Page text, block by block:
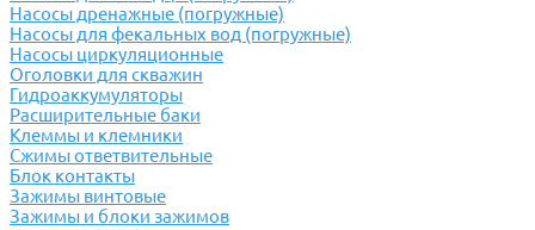
Насосы дренажные (погружные)
Насосы для фекальных вод (погружные)
Насосы циркуляционные
Оголовки для скважин
Гидроаккумуляторы
Расширительные баки
Клеммы и клемники
Cжимы ответвительные
Блок контакты
Зажимы винтовые
Зажимы и блоки зажимов